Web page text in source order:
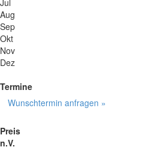
Jul
Aug
Sep
Okt
Nov
Dez
Termine
Wunschtermin anfragen »
Preis
n.V.